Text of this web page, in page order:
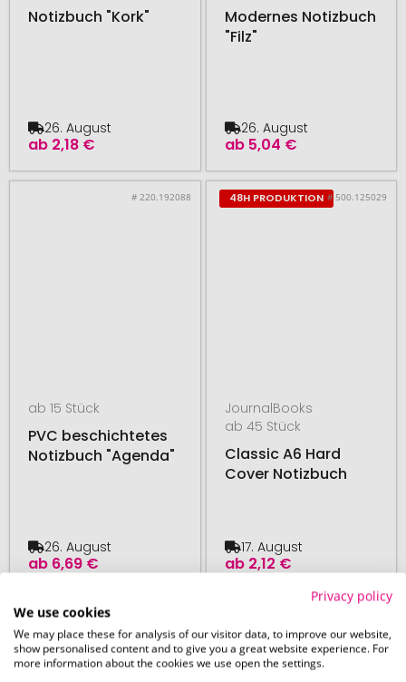
Notizbuch "Kork"
ab 2,18 €
26. August
Modernes Notizbuch
"Filz"
ab 5,04 €
26. August
# 220.192088
ab 15 Stück
PVC beschichtetes
Notizbuch "Agenda"
ab 6,69 €
26. August
48H PRODUKTION # 500.125029
JournalBooks
ab 45 Stück
Classic A6 Hard
Cover Notizbuch
ab 2,12 €
17. August
48H PRODUKTION
Privacy policy
We use cookies
We may place these for analysis of our visitor data, to improve our website,
show personalised content and to give you a great website experience. For
more information about the cookies we use open the settings.